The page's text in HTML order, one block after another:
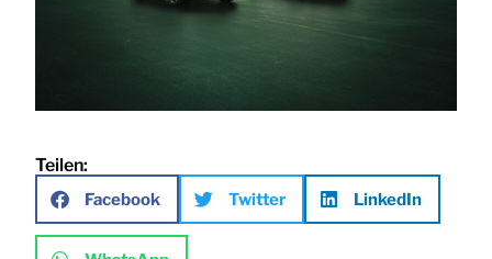
Teilen:
Facebook Twitter LinkedIn